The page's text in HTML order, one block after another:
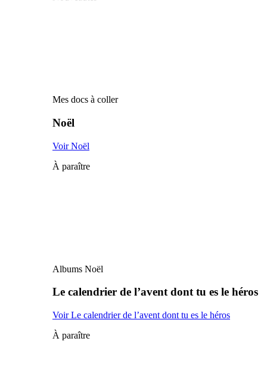
Mes docs à coller
Noël
Voir Noël
À paraître
Albums Noël
Le calendrier de l’avent dont tu es le héros
Voir Le calendrier de l’avent dont tu es le héros
À paraître